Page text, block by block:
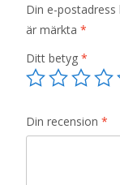
Din e-
är märkta *
Ditt betyg *
Din recension *